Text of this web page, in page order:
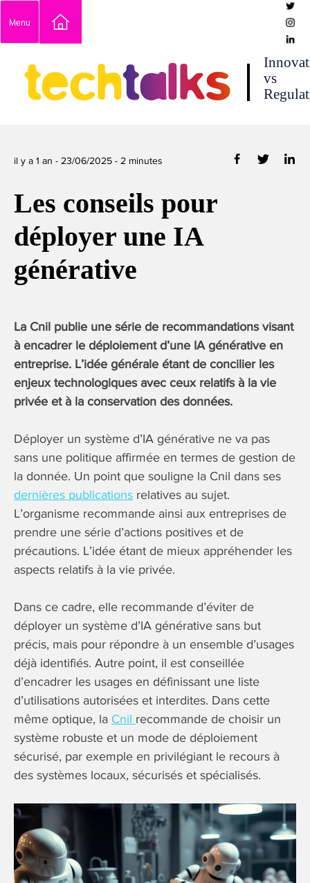
content
Menu
techtalks
vs
il y a 1 an - 23/06/2025 - 2 minutes
Les conseils pour
déployer une IA
générative
La Cnil publie une série de recommandations visant
à encadrer le déploiement d’une IA générative en
entreprise. L’idée générale étant de concilier les
enjeux technologiques avec ceux relatifs à la vie
privée et à la conservation des données.
Déployer un système d’IA générative ne va pas
sans une politique affirmée en termes de gestion de
la donnée. Un point que souligne la Cnil dans ses
dernières publications relatives au sujet.
L’organisme recommande ainsi aux entreprises de
prendre une série d’actions positives et de
précautions. L’idée étant de mieux appréhender les
aspects relatifs à la vie privée.
Dans ce cadre, elle recommande d’éviter de
déployer un système d’IA générative sans but
précis, mais pour répondre à un ensemble d’usages
déjà identifiés. Autre point, il est conseillée
d’encadrer les usages en définissant une liste
d’utilisations autorisées et interdites. Dans cette
même optique, la Cnil recommande de choisir un
système robuste et un mode de déploiement
sécurisé, par exemple en privilégiant le recours à
des systèmes locaux, sécurisés et spécialisés.